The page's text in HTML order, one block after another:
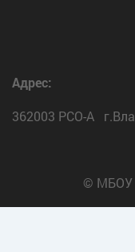
Адрес:
362003 РСО-А
© МБОУ